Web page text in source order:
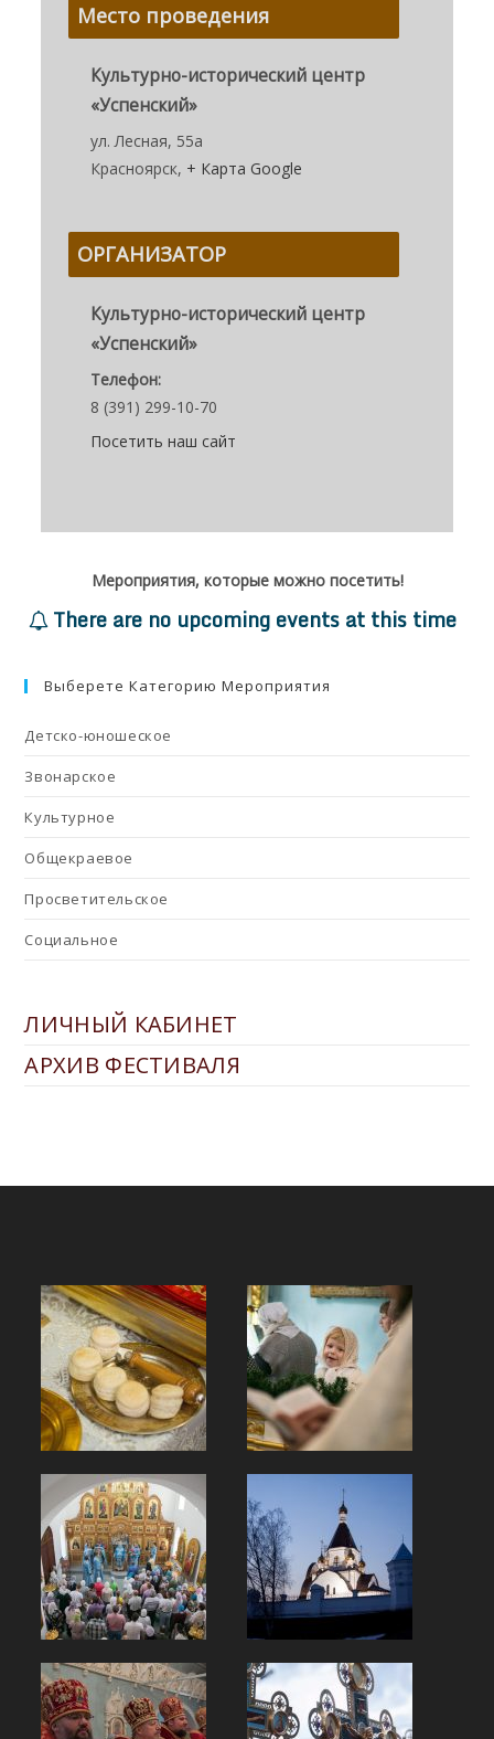
Место проведения
Культурно-исторический центр
«Успенский»
ул. Лесная, 55а
Красноярск, + Карта Google
ОРГАНИЗАТОР
Культурно-исторический центр
«Успенский»
Телефон:
8 (391) 299-10-70
Посетить наш сайт
Мероприятия, которые можно посетить!
There are no upcoming events at this time
Выберете Категорию Мероприятия
Детско-юношеское
Звонарское
Культурное
Общекраевое
Просветительское
Социальное
ЛИЧНЫЙ КАБИНЕТ
АРХИВ ФЕСТИВАЛЯ